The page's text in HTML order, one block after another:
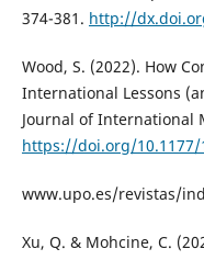
374-381. http://
Wood, S. (2022). How
International Lessons
Journal of International
https://doi.org/10.1177/
www.upo.es/revistas/
Xu, Q. & Mohcine, C.